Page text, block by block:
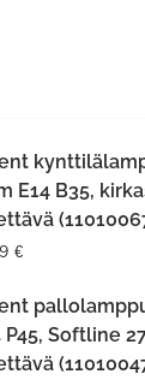
E14 B35,
€
P45, Softline